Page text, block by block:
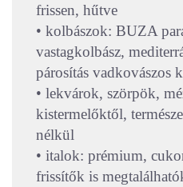
frissen, hűtve
• kolbászok: BUZA
vastagkolbász,
párosítás vadkovászos
• lekvárok, szörpök,
kistermelőktől,
nélkül
• italok: prémium,
frissítők is